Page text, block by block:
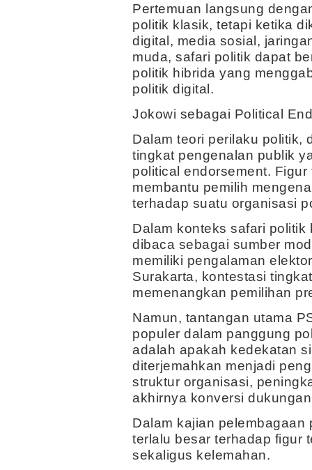
Pertemuan langsung
politik klasik, tetapi ketika
digital, media sosial,
muda, safari politik dapat
politik hibrida yang
politik digital.
Jokowi sebagai Political
Dalam teori perilaku politik,
tingkat pengenalan publik
political endorsement.
membantu pemilih
terhadap suatu organisasi
Dalam konteks safari
dibaca sebagai sumber
memiliki pengalaman
Surakarta, kontestasi
memenangkan pemilihan
Namun, tantangan utama
populer dalam panggung
adalah apakah kedekatan
diterjemahkan menjadi
struktur organisasi,
akhirnya konversi
Dalam kajian
terlalu besar terhadap figur
sekaligus kelemahan.